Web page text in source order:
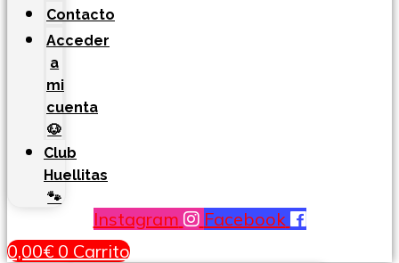
Contacto
Acceder
a
mi
cuenta
🐶
Club
Huellitas
🐾
Instagram
Facebook
0,00€ 0 Carrito